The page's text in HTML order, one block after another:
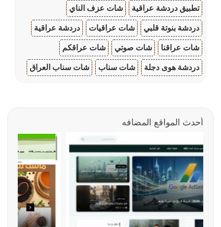
تطبيق دردشة عراقية شات عزف الناي
دردشة بنوتة قلبي شات عراقيات دردشة عراقية
شات عراقنا شات صوتي شات عراقكم
دردشة هوى دجلة شات سناب شات سناب العراق
أحدث المواقع المضافه